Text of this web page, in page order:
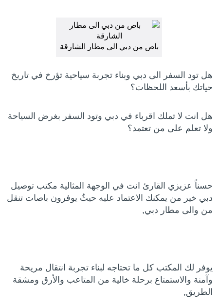
باص من دبي الى مطار الشارقة
هل تود السفر الى دبي وبناء تجربة سياحية تؤرخ في تاريخ
حياتك بأسعد اللحظات؟
هل انت لا تملك اقرباء في دبي وتود السفر بغرض السياحة
ولا تعلم على من تعتمد؟
حسناً عزيزي القارئ انت في الوجهة المثالية مكتب توصيل
دبي خير من يمكنك الاعتماد عليه حيثُ يوفرون باصات تنقل
من والى مطار دبي,
يوفر لك المكتب كل ما تحتاجه لبناء تجربة انتقال مريحة
وآمنة والاستمتاع برحلة خالية من المتاعب والأرق ومشقة
الطريق,